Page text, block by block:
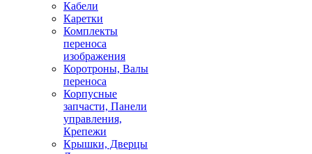
Кабели
Каретки
Комплекты
переноса
изображения
Коротроны, Валы
переноса
Корпусные
запчасти, Панели
управления,
Крепежи
Крышки, Дверцы